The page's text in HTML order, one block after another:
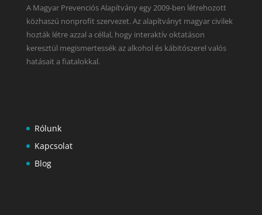
A Magyar Prevenciós Alapítvány egy 2009-ben létrehozott
közhaszú nonprofit szervezet. Az alapítványt magyar civilek
hozták létre azzal a céllal, hogy interaktív oktatáson
keresztül megismertessék az alkohol és kábitószerel valós
hatásait a fiatalokkal.
Rólunk
Kapcsolat
Blog